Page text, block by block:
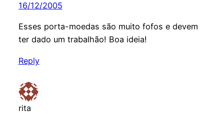
16/12/2005
Esses porta-moedas são muito fofos e devem
ter dado um trabalhão! Boa ideia!
Reply
rita